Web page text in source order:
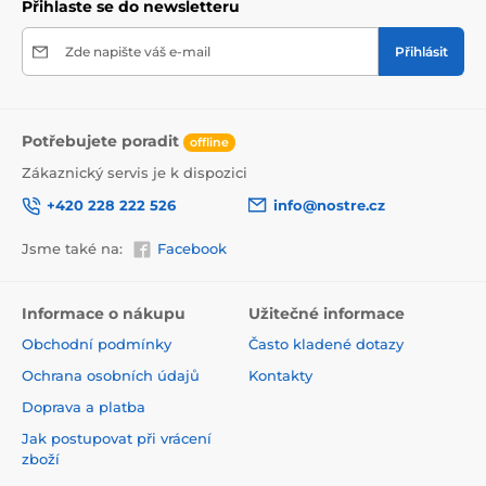
Použitá tisková metoda je ekologická, a proto jsou
přísné normy a mají VOC i GREENGUARD GOLD
certifikaci. Navíc jsou bez obsahu PVC a lepidlo je na
Přihlaste se do newsletteru
Zde napište váš e-mail Přihlásit
Potřebujete poradit offline
Zákaznický servis je k dispozici
+420 228 222 526
info@nostre.cz
Jsme také na: Facebook
Informace o nákupu
Obchodní podmínky
Ochrana osobních údajů
Doprava a platba
Jak postupovat při vrácení
zboží
Užitečné informace
Často kladené dotazy
Kontakty